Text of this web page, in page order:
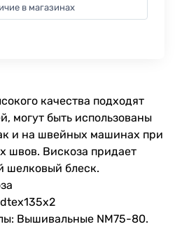
в магазинах
качества подходят
могут быть использованы
и на швейных машинах при
швов. Вискоза придает
шелковый блеск.
Вышивальные NM75-80.